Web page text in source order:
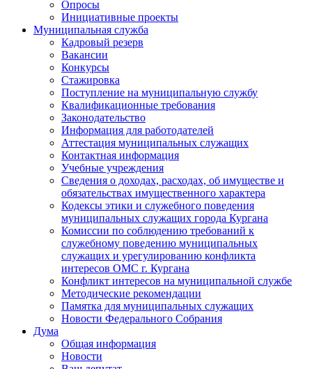
Опросы
Инициативные проекты
Муниципальная служба
Кадровый резерв
Вакансии
Конкурсы
Стажировка
Поступление на муниципальную службу
Квалификационные требования
Законодательство
Информация для работодателей
Аттестация муниципальных служащих
Контактная информация
Учебные учреждения
Сведения о доходах, расходах, об имуществе и
обязательствах имущественного характера
Кодексы этики и служебного поведения
муниципальных служащих города Кургана
Комиссии по соблюдению требований к
служебному поведению муниципальных
служащих и урегулированию конфликта
интересов ОМС г. Кургана
Конфликт интересов на муниципальной службе
Методические рекомендации
Памятка для муниципальных служащих
Новости Федерального Cобрания
Дума
Общая информация
Новости